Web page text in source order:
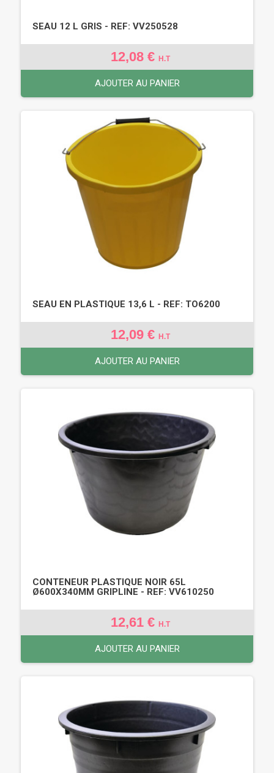
SEAU 12 L GRIS - REF: VV250528
12,08 € H.T
AJOUTER AU PANIER
SEAU EN PLASTIQUE 13,6 L - REF: TO6200
12,09 € H.T
AJOUTER AU PANIER
CONTENEUR PLASTIQUE NOIR 65L
Ø600X340MM GRIPLINE - REF: VV610250
12,61 € H.T
AJOUTER AU PANIER